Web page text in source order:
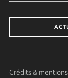
Crédits &